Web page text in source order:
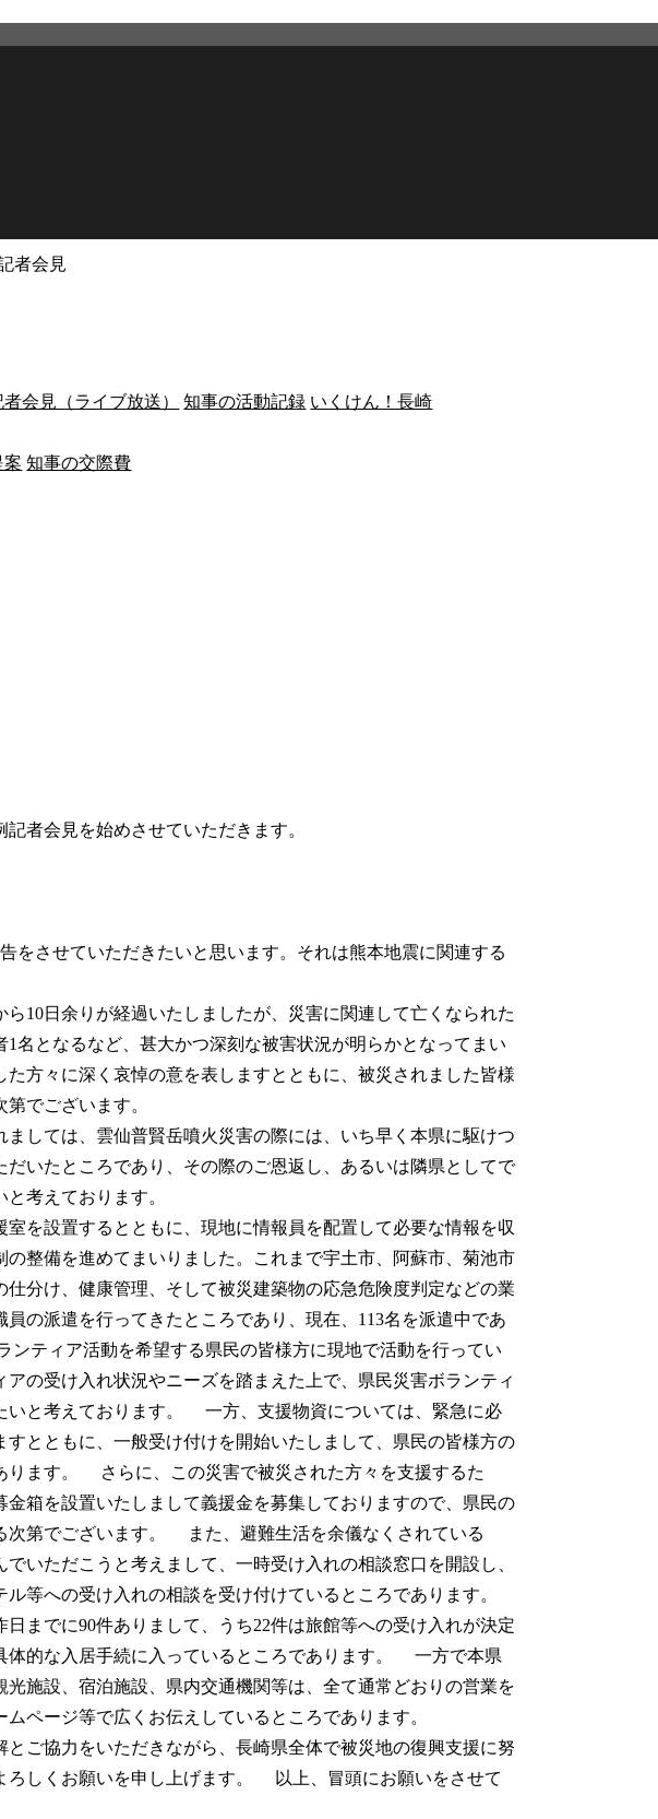
者会見
会見（ライブ放送） 知事の活動記録 いくけん！長崎
案 知事の交際費
者会見を始めさせていただきます。
をさせていただきたいと思います。それは熊本地震に関連する
10日余りが経過いたしましたが、災害に関連して亡くなられた
名となるなど、甚大かつ深刻な被害状況が明らかとなってまい
た方々に深く哀悼の意を表しますとともに、被災されました皆様
でございます。
しては、雲仙普賢岳噴火災害の際には、いち早く本県に駆けつ
だいたところであり、その際のご恩返し、あるいは隣県としてで
考えております。
を設置するとともに、現地に情報員を配置して必要な情報を収
整備を進めてまいりました。これまで宇土市、阿蘇市、菊池市
分け、健康管理、そして被災建築物の応急危険度判定などの業
の派遣を行ってきたところであり、現在、113名を派遣中であ
ティア活動を希望する県民の皆様方に現地で活動を行ってい
の受け入れ状況やニーズを踏まえた上で、県民災害ボランティ
いと考えております。 一方、支援物資については、緊急に必
とともに、一般受け付けを開始いたしまして、県民の皆様方の
ります。 さらに、この災害で被災された方々を支援するた
箱を設置いたしまして義援金を募集しておりますので、県民の
次第でございます。 また、避難生活を余儀なくされている
いただこうと考えまして、一時受け入れの相談窓口を開設し、
等への受け入れの相談を受け付けているところであります。
までに90件ありまして、うち22件は旅館等への受け入れが決定
体的な入居手続に入っているところであります。 一方で本県
施設、宿泊施設、県内交通機関等は、全て通常どおりの営業を
ページ等で広くお伝えしているところであります。
ご協力をいただきながら、長崎県全体で被災地の復興支援に努
ろしくお願いを申し上げます。 以上、冒頭にお願いをさせて